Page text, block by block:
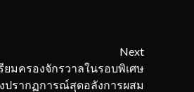
Next
ยมครองจักรวาลในรอบพิเศษ
ปรากฏการณ์สุดอลังการผสม